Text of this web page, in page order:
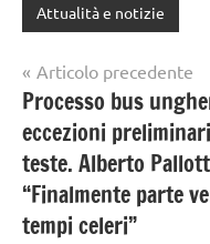
Attualità e notizie
Navigazione
articoli
Articolo precedente
Processo bus
eccezioni
teste. Alberto
“Finalmente parte
tempi celeri”